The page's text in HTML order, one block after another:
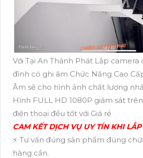
Với Tại An Thành Phát Lắp camera
đình có ghi âm Chức Năng Cao
Âm sẽ cho hình ảnh chất lượng
Hình FULL HD 1080P giám sát
điện thoại đều tốt với Giá rẻ
CAM KẾT DỊCH VỤ UY TÍN KHI
⚡ Tư vấn đúng sản phẩm đúng
hàng cần.